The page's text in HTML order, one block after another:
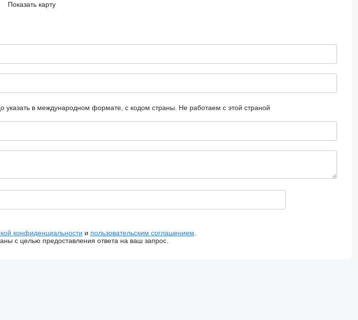
Показать карту
указать в международном формате, с кодом страны. Не работаем с этой страной
конфиденциальности и пользовательским соглашением
с целью предоставления ответа на ваш запрос.